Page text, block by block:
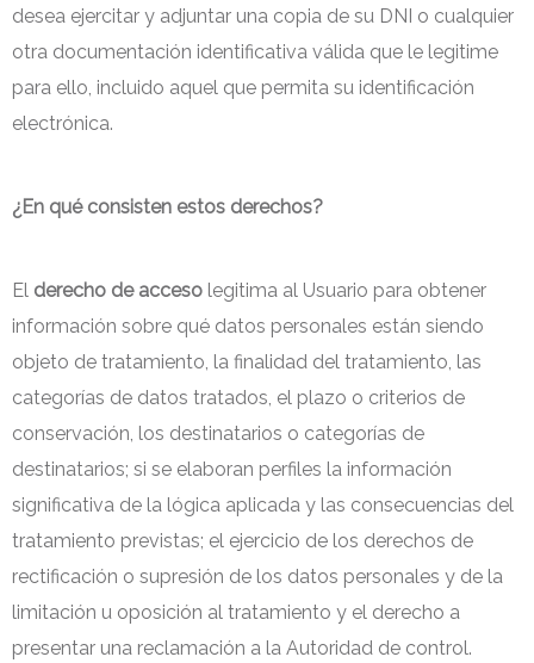
desea ejercitar y adjuntar una copia de su DNI o cualquier
otra documentación identificativa válida que le legitime
para ello, incluido aquel que permita su identificación
electrónica.
¿En qué consisten estos derechos?
El derecho de acceso legitima al Usuario para obtener
información sobre qué datos personales están siendo
objeto de tratamiento, la finalidad del tratamiento, las
categorías de datos tratados, el plazo o criterios de
conservación, los destinatarios o categorías de
destinatarios; si se elaboran perfiles la información
significativa de la lógica aplicada y las consecuencias del
tratamiento previstas; el ejercicio de los derechos de
rectificación o supresión de los datos personales y de la
limitación u oposición al tratamiento y el derecho a
presentar una reclamación a la Autoridad de control.